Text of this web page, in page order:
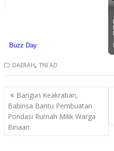
DAERAH,TNI AD
Post
navigation
Bangun Keakraban,
Babinsa Bantu Pembuatan
Pondasi Rumah Milik Warga
Binaan